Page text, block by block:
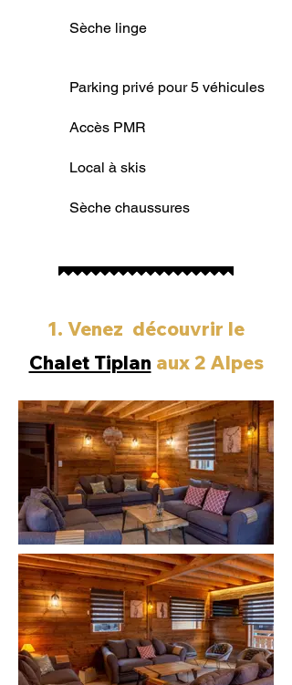
Sèche linge
Parking privé pour 5 véhicules
Accès PMR
Local à skis
Sèche chaussures
1. Venez découvrir le
Chalet Tiplan aux 2 Alpes